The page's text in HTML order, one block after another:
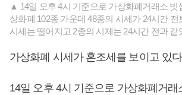
▲ 14일 오후 4시 기준으로 가상화폐거래소 빗
상화폐 102종 가운데 48종의 시세가 24시간 전
시세는 떨어지고 2종의 시제는 24시간 전과 같
가상화폐 시세가 혼조세를 보이고 있
14일 오후 4시 기준으로 가상화폐거래